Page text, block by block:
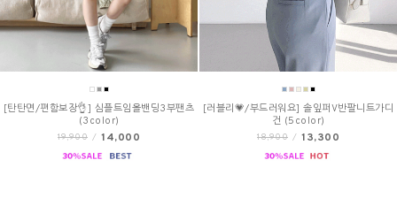
[탄탄면/편함보장👌] 심플트임올밴딩3부팬츠
(3color)
19,900 / 14,000
[러블리💗/부드러워요] 솔잎퍼V반팔니트가디
건 (5color)
18,900 / 13,300